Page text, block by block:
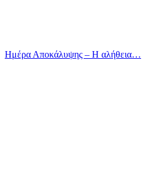
Ημέρα Αποκάλυψης – Η αλήθεια…